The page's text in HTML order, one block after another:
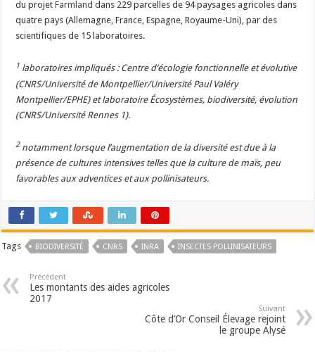
du projetFarmland dans 229 parcelles de 94 paysages agricoles dans
quatre pays (Allemagne, France, Espagne, Royaume-Uni), par des
scientifiques de 15 laboratoires.
1 laboratoires impliqués : Centre d’écologie fonctionnelle et évolutive
(CNRS/Université de Montpellier/Université Paul Valéry
Montpellier/EPHE) et laboratoire Écosystèmes, biodiversité, évolution
(CNRS/Université Rennes 1).
2 notamment lorsque l’augmentation de la diversité est due à la
présence de cultures intensives telles que la culture de maïs, peu
favorables aux adventices et aux pollinisateurs.
Tags BIODIVERSITÉ CNRS INRA INSECTES POLLINISATEURS
Précédent
Les montants des aides agricoles
2017
Suivant
Côte d’Or Conseil Élevage rejoint
le groupe Alysé